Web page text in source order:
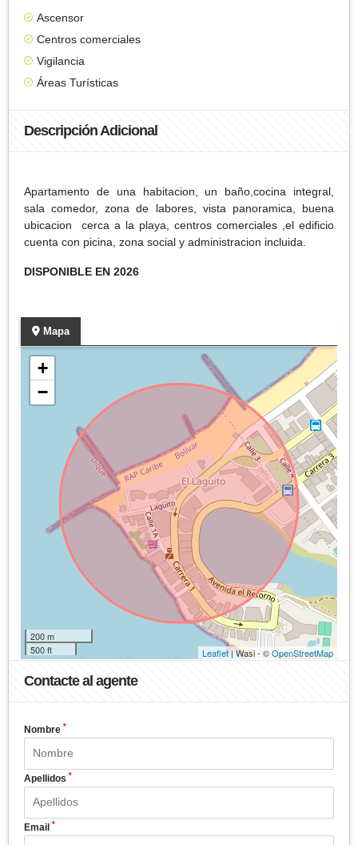
Ascensor
Centros comerciales
Vigilancia
Áreas Turísticas
Descripción Adicional
Apartamento de una habitacion, un baño,cocina integral,
sala comedor, zona de labores, vista panoramica, buena
ubicacion cerca a la playa, centros comerciales ,el edificio
cuenta con picina, zona social y administracion incluida.
DISPONIBLE EN 2026
Mapa
+
−
200 m
500 ft
Leaflet | Wasi - ©OpenStreetMap
Contacte al agente
Nombre *
Apellidos *
Email *